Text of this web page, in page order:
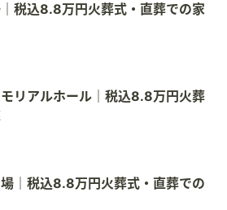
税込8.8万円火葬式・直葬での家
リアルホール｜税込8.8万円火葬
｜税込8.8万円火葬式・直葬での